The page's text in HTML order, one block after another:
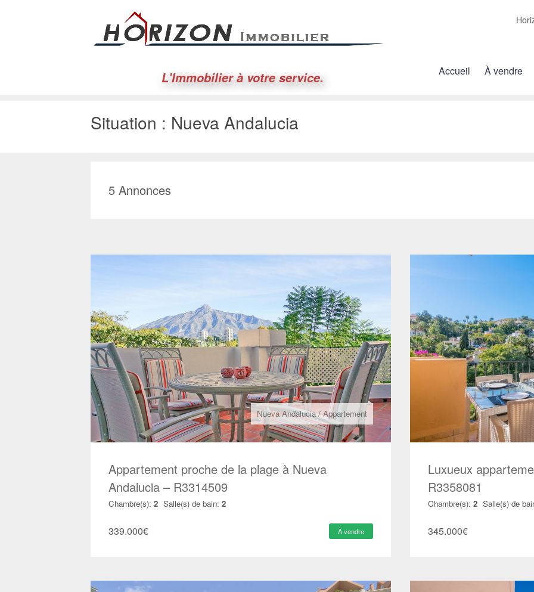
L'Immobilier à votre service. Accueil À vendre
Situation : Nueva Andalucia
5 Annonces
Nueva Andalucia/Appartement
Appartement proche de la plage à Nueva
Andalucia – R3314509
Chambre(s): 2 Salle(s) de bain: 2
339.000€ À vendre
Luxueux
R3358081
Chambre(s): 2 Salle(s) de
345.000€